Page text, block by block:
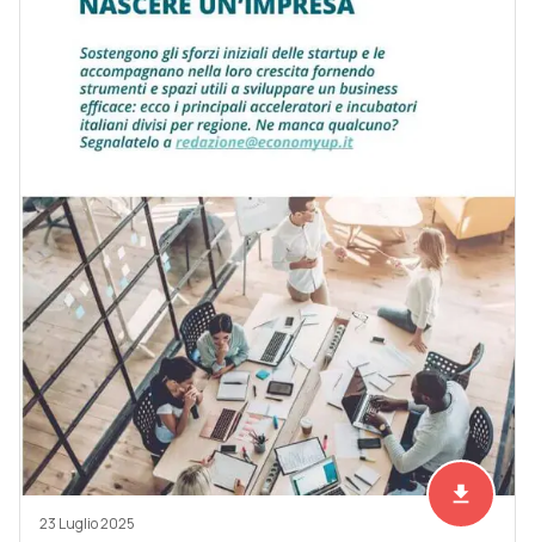
Scarica
file_download
23 Luglio 2025